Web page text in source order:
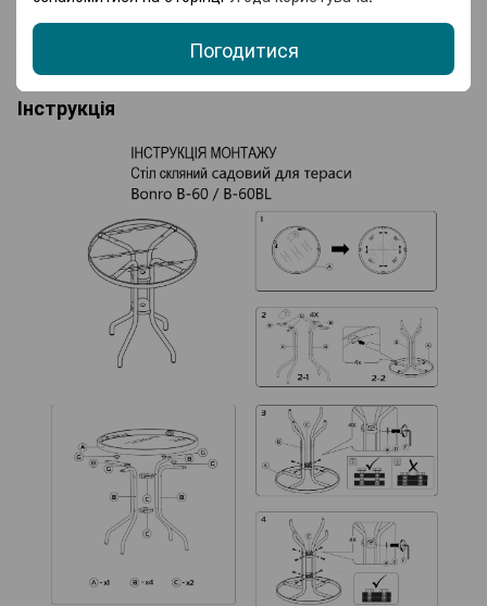
Погодитися
Орієнтовна
вартість
470 грн
Інструкція